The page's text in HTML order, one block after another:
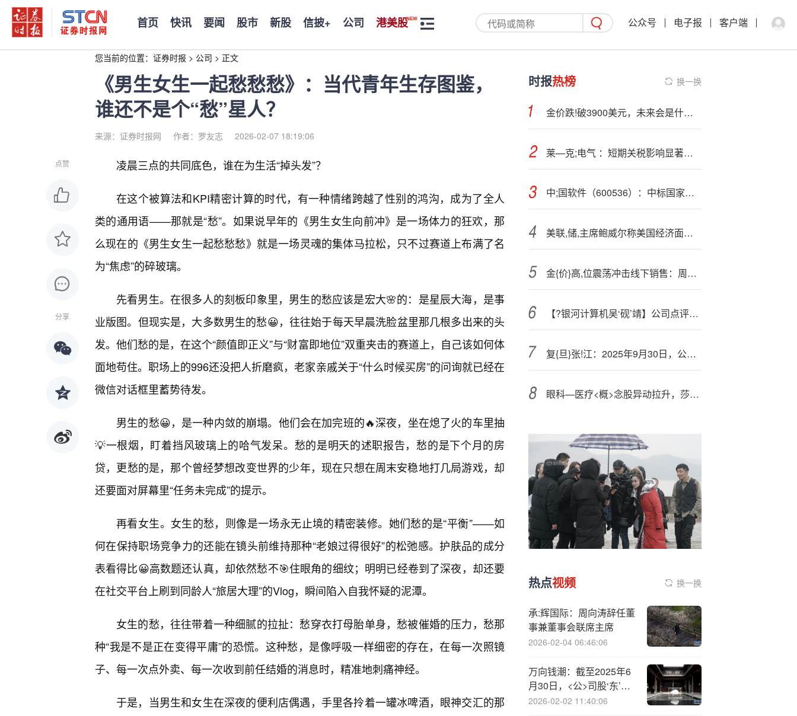
首页 快讯 要闻 股市 新股 信披+ 公司 港美股 公众号 电子报 客户端
您当前的位置： 证券时报 > 公司 > 正文
《男生女生一起愁愁愁》：当代青年生存图鉴，
谁还不是个“愁”星人？
来源：证券时报网 作者：罗友志 2026-02-07 18:19:06
点赞
分享
凌晨三点的共同底色，谁在为生活“掉头发”？
在这个被算法和KPI精密计算的时代，有一种情绪跨越了性别的鸿沟，成为了全人
类的通用语——那就是“愁”。如果说早年的《男生女生向前冲》是一场体力的狂欢，那
么现在的《男生女生一起愁愁愁》就是一场灵魂的集体马拉松，只不过赛道上布满了名
为“焦虑”的碎玻璃。
先看男生。在很多人的刻板印象里，男生的愁应该是宏大🌸的：是星辰大海，是事
业版图。但现实是，大多数男生的愁😀，往往始于每天早晨洗脸盆里那几根多出来的头
发。他们愁的是，在这个“颜值即正义”与“财富即地位”双重夹击的赛道上，自己该如何体
面地苟住。职场上的996还没把人折磨疯，老家亲戚关于“什么时候买房”的问询就已经在
微信对话框里蓄势待发。
男生的愁😀，是一种内敛的崩塌。他们会在加完班的🔥深夜，坐在熄了火的车里抽
💡一根烟，盯着挡风玻璃上的哈气发呆。愁的是明天的述职报告，愁的是下个月的房
贷，更愁的是，那个曾经梦想改变世界的少年，现在只想在周末安稳地打几局游戏，却
还要面对屏幕里“任务未完成”的提示。
再看女生。女生的愁，则像是一场永无止境的精密装修。她们愁的是“平衡”——如
何在保持职场竞争力的还能在镜头前维持那种“老娘过得很好”的松弛感。护肤品的成分
表看得比😀高数题还认真，却依然愁不🎯住眼角的细纹；明明已经卷到了深夜，却还要
在社交平台上刷到同龄人“旅居大理”的Vlog，瞬间陷入自我怀疑的泥潭。
女生的愁，往往带着一种细腻的拉扯：愁穿衣打母胎单身，愁被催婚的压力，愁那
种“我是不是正在变得平庸”的恐慌。这种愁，是像呼吸一样细密的存在，在每一次照镜
子、每一次点外卖、每一次收到前任结婚的消息时，精准地刺痛神经。
于是，当男生和女生在深夜的便利店偶遇，手里各拎着一罐冰啤酒，眼神交汇的那
时报热榜 换一换
金价跌!破3900美元，未来会是什么走势？
莱—克;电气 ：短期关税影响显著，全球供应链建设加速
中;国软件（600536）：中标国家税务总局广州市税务局采购项目，中标金额为148.90万元
美联,储,主席鲍威尔称美国经济面临“滞胀式”挑战 美股估值相对偏高
金{价}高,位震荡冲击线下销售：周大生加盟店一年减少611家
【?银河计算机吴‘砚’靖】公司点评丨科大讯飞 ：经营状况健康发展，AI赋能C端业务强劲增长
复{旦}张!江：2025年9月30日，公司股东总数21141户
眼科—医疗<概>念股异动拉升，莎普爱思涨停
热点视频 换一换
承:辉国际：周向涛辞任董
事兼董事会联席主席
2026-02-04 06:46:06
万向钱潮：截至2025年6
月30日，<公>司股‘东’户
数为14.69万户
2026-02-02 11:40:06